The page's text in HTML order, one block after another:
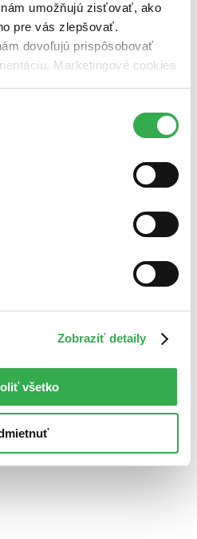
umožňujú zisťovať, ako
pre vás zlepšovať.
dovoľujú prispôsobovať
Marketingové cookies
používať všetky tieto
Zobraziť detaily
všetko
brožovaná väzba1